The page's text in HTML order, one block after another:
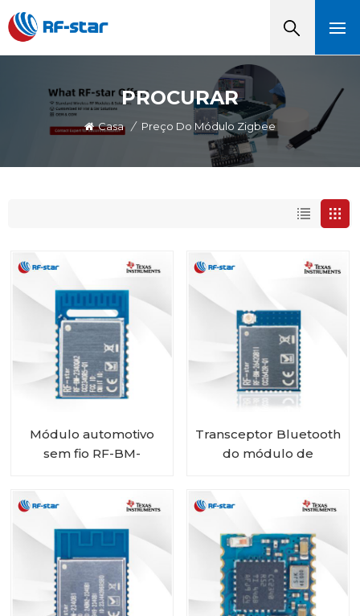
PROCURAR
Casa / Preço Do Módulo Zigbee
Módulo automotivo
sem fio RF-BM-
Transceptor Bluetooth
do módulo de
para veículos